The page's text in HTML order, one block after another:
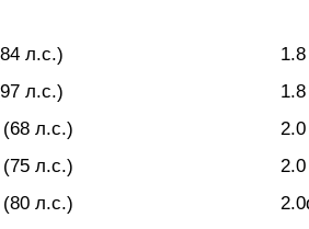
л.с.)
л.с.)
(68 л.с.)
(75 л.с.)
(80 л.с.)